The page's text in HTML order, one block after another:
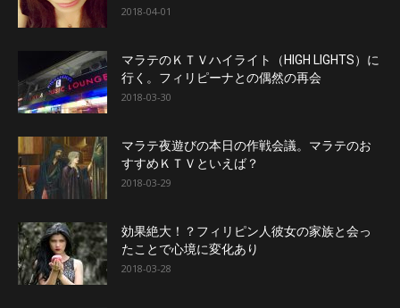
2018-04-01
マラテのＫＴＶハイライト（HIGH LIGHTS）に
行く。フィリピーナとの偶然の再会
2018-03-30
マラテ夜遊びの本日の作戦会議。マラテのお
すすめＫＴＶといえば？
2018-03-29
効果絶大！？フィリピン人彼女の家族と会っ
たことで心境に変化あり
2018-03-28